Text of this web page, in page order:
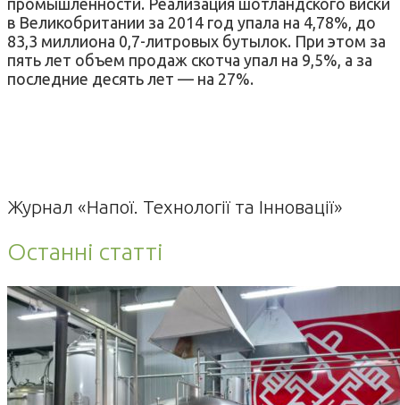
в Великобритании за 2014 год упала на 4,78%, до
83,3 миллиона 0,7-литровых бутылок. При этом за
пять лет объем продаж скотча упал на 9,5%, а за
последние десять лет — на 27%.
Журнал «Напої. Технології та Інновації»
Останні статті